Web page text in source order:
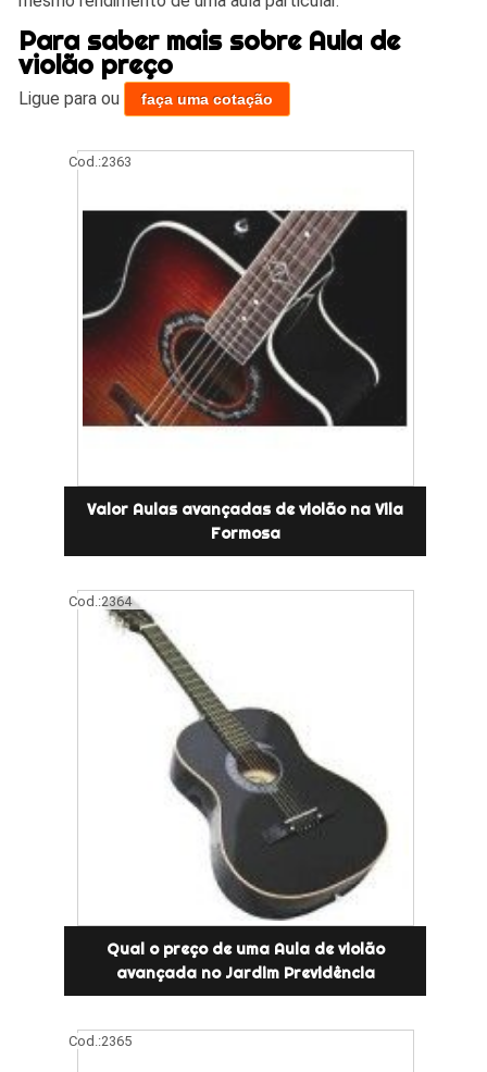
Para saber mais sobre Aula de
violão preço
Ligue paraou faça uma cotação
Cod.:2363
Valor Aulas avançadas de violão na Vila
Formosa
Cod.:2364
Qual o preço de uma Aula de violão
avançada no Jardim Previdência
Cod.:2365